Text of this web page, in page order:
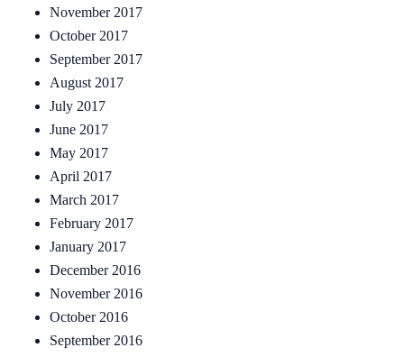
November 2017
October 2017
September 2017
August 2017
July 2017
June 2017
May 2017
April 2017
March 2017
February 2017
January 2017
December 2016
November 2016
October 2016
September 2016